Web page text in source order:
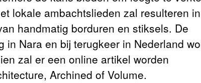
lokale ambachtslieden zal resulteren
handmatig borduren en stiksels. De
Nara en bij terugkeer in Nederland
zal er een online artikel worden
Archined of Volume.